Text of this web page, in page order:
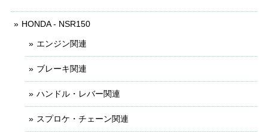
HONDA - NSR150
エンジン関連
ブレーキ関連
ハンドル・レバー関連
スプロケ・チェーン関連